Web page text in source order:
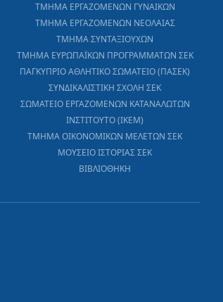
ΤΜΗΜΑ ΕΡΓΑΖΟΜΕΝΩΝ ΓΥΝΑΙΚΩΝ
ΤΜΗΜΑ ΕΡΓΑΖΟΜΕΝΩΝ ΝΕΟΛΑΙΑΣ
ΤΜΗΜΑ ΣΥΝΤΑΞΙΟΥΧΩΝ
ΤΜΗΜΑ ΕΥΡΩΠΑΪΚΩΝ ΠΡΟΓΡΑΜΜΑΤΩΝ ΣΕΚ
ΠΑΓΚΥΠΡΙΟ ΑΘΛΗΤΙΚΟ ΣΩΜΑΤΕΙΟ (ΠΑΣΕΚ)
ΣΥΝΔΙΚΑΛΙΣΤΙΚΗ ΣΧΟΛΗ ΣΕΚ
ΣΩΜΑΤΕΙΟ ΕΡΓΑΖΟΜΕΝΩΝ ΚΑΤΑΝΑΛΩΤΩΝ
ΙΝΣΤΙΤΟΥΤΟ (ΙΚΕΜ)
ΤΜΗΜΑ ΟΙΚΟΝΟΜΙΚΩΝ ΜΕΛΕΤΩΝ ΣΕΚ
ΜΟΥΣΕΙΟ ΙΣΤΟΡΙΑΣ ΣΕΚ
ΒΙΒΛΙΟΘΗΚΗ